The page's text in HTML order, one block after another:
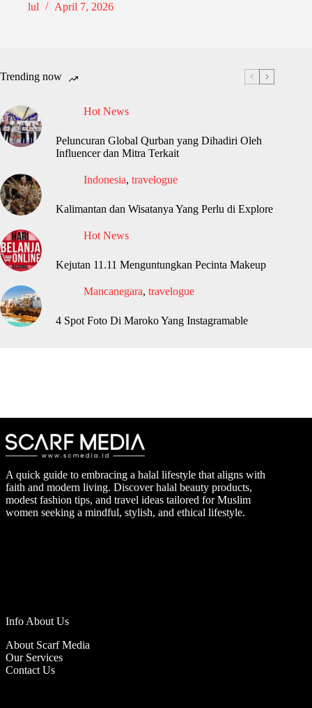
lul
April 7, 2026
Trending now
Hot News
Peluncuran Global Qurban yang Dihadiri Oleh
Influencer dan Mitra Terkait
Indonesia, travelogue
Kalimantan dan Wisatanya Yang Perlu di Explore
Hot News
Kejutan 11.11 Menguntungkan Pecinta Makeup
Mancanegara, travelogue
4 Spot Foto Di Maroko Yang Instagramable
A quick guide to embracing a halal lifestyle that aligns with
faith and modern living. Discover halal beauty products,
modest fashion tips, and travel ideas tailored for Muslim
women seeking a mindful, stylish, and ethical lifestyle.
Info About Us
About Scarf Media
Our Services
Contact Us